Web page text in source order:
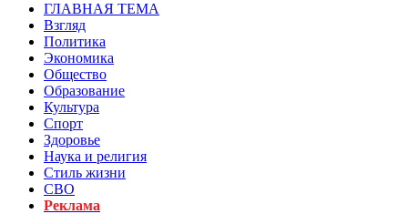
ГЛАВНАЯ ТЕМА
Взгляд
Политика
Экономика
Общество
Образование
Культура
Спорт
Здоровье
Наука и религия
Стиль жизни
СВО
Реклама